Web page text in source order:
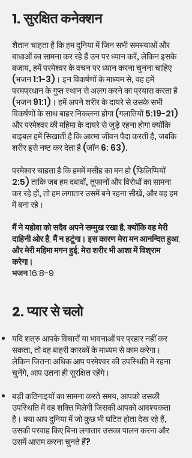
1. सुरक्षित कनेक्शन
शैतान चाहता है कि हम दुनिया में जिन सभी समस्याओं और
बाधाओं का सामना कर रहे हैं उन पर ध्यान करें, लेकिन इसके
बजाय, हमें परमेश्वर के वचन पर ध्यान करना चुनना चाहिए
(भजन 1:1-3)। इन विकर्षणों के माध्यम से, वह हमें
परमप्रधान के गुप्त स्थान से अलग करने का प्रयास करता है
(भजन 91:1)। हमें अपने शरीर के दायरे से उसके सभी
विकर्षणों के साथ बाहर निकलना होगा (गलातियों 5:19-21)
और परमेश्वर की महिमा के दायरे से जुड़े रहना होगा क्योंकि
बाइबल हमें सिखाती है कि आत्मा जीवन पैदा करती है, जबकि
शरीर इसे नष्ट कर देता है (जॉन 6: 63).
परमेश्वर चाहता है कि हममें मसीह का मन हो (फिलिप्पियों
2:5) ताकि जब हम दबावों, तूफानों और विरोधों का सामना
कर रहे हों, तो हम लगातार उसमें बने रहना सीखें, और वह हम
में बना रहे।
मैं ने यहोवा को सदैव अपने सम्मुख रखा है; क्योंकि वह मेरी
दाहिनी ओर है, मैं न हटूंगा। इस कारण मेरा मन आनन्दित हुआ,
और मेरी महिमा मगन हुई; मेरा शरीर भी आशा में विश्राम
करेगा।
भजन 16:8-9
2. प्यार से चलो
यदि शत्रु आपके विचारों या भावनाओं पर प्रहार नहीं कर
सकता, तो वह बाहरी कारकों के माध्यम से काम करेगा।
लेकिन जितना अधिक आप परमेश्वर की उपस्थिति में रहना
चुनेंगे, आप उतना ही सुरक्षित रहेंगे।
बड़ी कठिनाइयों का सामना करते समय, आपको उसकी
उपस्थिति में वह शक्ति मिलेगी जिसकी आपको आवश्यकता
है। क्या आप दुनिया में जो कुछ भी घटित होता देख रहे हैं,
उसकी परवाह किए बिना लगातार उसका पालन करना और
उसमें आराम करना चुनते हैं?